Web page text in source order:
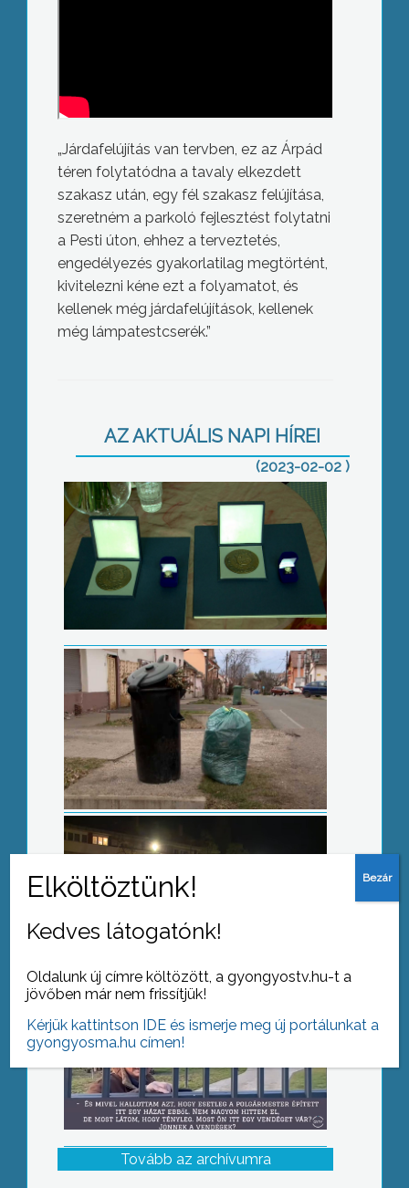
„Járdafelújítás van tervben, ez az Árpád
téren folytatódna a tavaly elkezdett
szakasz után, egy fél szakasz felújítása,
szeretném a parkoló fejlesztést folytatni
a Pesti úton, ehhez a terveztetés,
engedélyezés gyakorlatilag megtörtént,
kivitelezni kéne ezt a folyamatot, és
kellenek még járdafelújítások, kellenek
még lámpatestcserék.”
AZ AKTUÁLIS NAPI HÍREI
(2023-02-02 )
Számos lehetőség van a zöldhulladék
elszállítására
Beindul a CoolT klub
Dagad a botrány a fideszes
Tovább az archívumra
Kedves látogatónk!
Oldalunk új címre költözött, a gyongyostv.hu-t a
jövőben már nem frissítjük!
Kérjük kattintson IDE és ismerje meg új portálunkat a
gyongyosma.hu címen!